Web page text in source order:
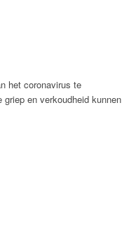
het coronavirus te
en verkoudheid kunnen